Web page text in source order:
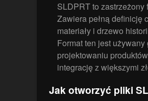
SLDPRT to
Zawiera pełną definicję
materiały i drzewo
Format ten jest
projektowaniu
integrację z większymi
Jak otworzyć pliki